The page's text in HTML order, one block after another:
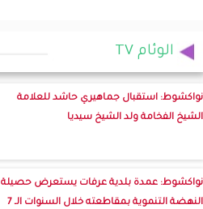
الوئام TV
نواكشوط: استقبال جماهيري حاشد للعلامة
الشيخ الفخامة ولد الشيخ سيديا
نواكشوط: عمدة بلدية عرفات يستعرض حصيلة
النهضة التنموية بمقاطعته خلال السنوات الـ 7